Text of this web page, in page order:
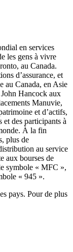
en services
les gens à vivre
au Canada.
d’assurance, et
au Canada, en Asie
Hancock aux
Manuvie,
et d’actifs,
des participants à
À la fin
plus de
au service
aux bourses de
symbole « MFC »,
« 945 ».
pays. Pour de plus